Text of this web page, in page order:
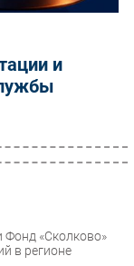
и
Фонд «Сколково»
в регионе